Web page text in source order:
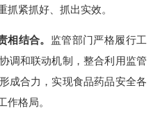
抓紧抓好、抓出实效。
相结合。 监管部门严格履行工
调和联动机制，整合利用监管
成合力，实现食品药品安全各
作格局。